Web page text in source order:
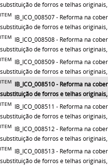
substituição de forros e telhas
ITEM IB_ICO_008507 - Reforma na
substituição de forros e telhas
ITEM IB_ICO_008508 - Reforma na
substituição de forros e telhas
ITEM IB_ICO_008509 - Reforma na
substituição de forros e telhas
ITEM IB_ICO_008510 - Reforma na
substituição de forros e telhas
ITEM IB_ICO_008511 - Reforma na
substituição de forros e telhas
ITEM IB_ICO_008512 - Reforma na
substituição de forros e telhas
ITEM IB_ICO_008513 - Reforma na
substituição de forros e telhas